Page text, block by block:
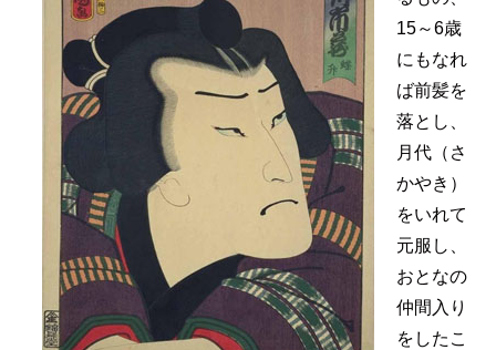
15～6歳
にもなれ
ば前髪を
落とし、
月代（さ
かやき）
をいれて
元服し、
おとなの
仲間入り
をしたこ